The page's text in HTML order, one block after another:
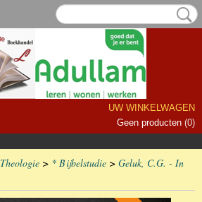
UW WINKELWAGEN
Geen producten (0)
Theologie > * Bijbelstudie > Geluk, C.G. - In